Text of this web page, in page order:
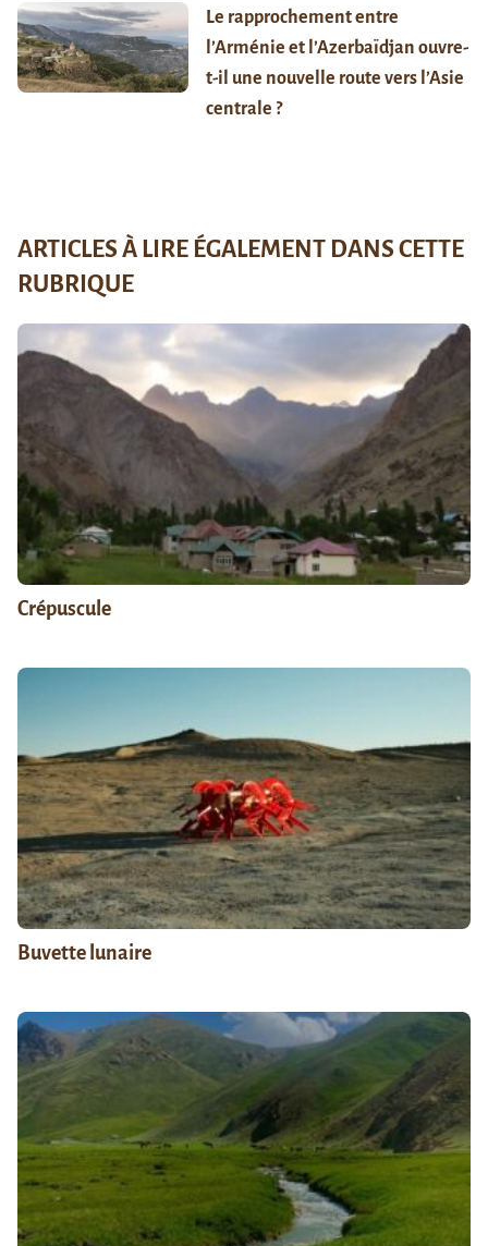
Le rapprochement entre
l’Arménie et l’Azerbaïdjan ouvre-
t-il une nouvelle route vers l’Asie
centrale ?
ARTICLES À LIRE ÉGALEMENT DANS CETTE
RUBRIQUE
Crépuscule
Buvette lunaire